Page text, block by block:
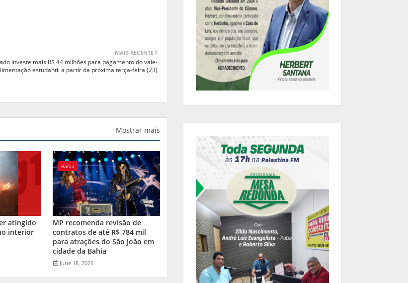
MAIS RECENTE
investe mais R$ 44 milhões para pagamento do vale-
estudantil a partir da próxima terça-feira (23)
Mostrar mais
atingido
interior
Bahia
MP recomenda revisão de
contratos de até R$ 784 mil
para atrações do São João em
cidade da Bahia
June 18, 2026